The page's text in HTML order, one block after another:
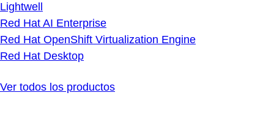
Lightwell
Red Hat AI Enterprise
Red Hat OpenShift Virtualization Engine
Red Hat Desktop
Ver todos los productos